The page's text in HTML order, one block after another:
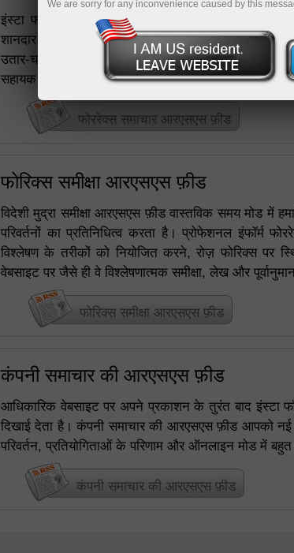
इंस्टा फॉरेक्स अंतरराष्ट्रीय ब्रोकर के ग्राहक ऑनलाइन
शानदार अवसर का आनंद लेते हैं। दुनिया की सबसे प्रतिष्ठित
उतार-चढ़ाव से सीधे या परोक्ष रूप से संबंधित सामयिक
सहायक होगी।
फोररेक्स समाचार आरएसएस फ़ीड
फोरिक्स समीक्षा आरएसएस फ़ीड
विदेशी मुद्रा समीक्षा आरएसएस फ़ीड वास्तविक समय मोड में
परिवर्तनों का प्रतिनिधित्व करता है। प्रोफेशनल इंफॉर्म
विश्लेषण के तरीकों को नियोजित करने, रोज़ फोरिक्स पर
वेबसाइट पर जैसे ही वे विश्लेषणात्मक समीक्षा, लेख और
फोरिक्स समीक्षा आरएसएस फ़ीड
कंपनी समाचार की आरएसएस फ़ीड
आधिकारिक वेबसाइट पर अपने प्रकाशन के तुरंत बाद
दिखाई देता है। कंपनी समाचार की आरएसएस फ़ीड आपको
परिवर्तन, प्रतियोगिताओं के परिणाम और ऑनलाइन मोड में
कंपनी समाचार की आरएसएस फ़ीड
We are sorry for any inconvenience caused by this